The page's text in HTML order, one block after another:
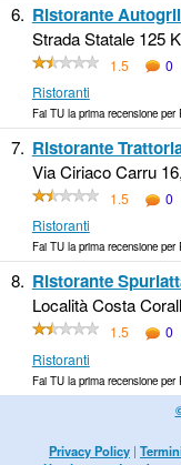
6. Ristorante
Strada Statale 125
1.5 0
Ristoranti
Fai TU la prima recensione
7. Ristorante
Via Ciriaco Carru
1.5 0
Ristoranti
Fai TU la prima recensione per
8. Ristorante
Località Costa
1.5 0
Ristoranti
Fai TU la prima recensione
Privacy Policy |